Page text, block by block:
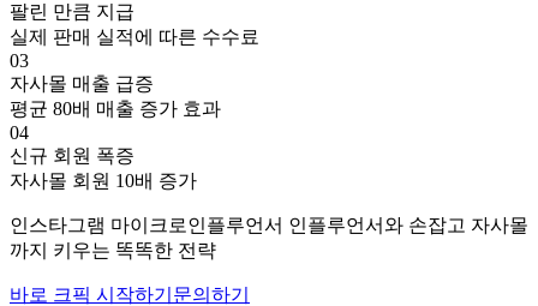
팔린 만큼 지급
실제 판매 실적에 따른 수수료
03
자사몰 매출 급증
평균 80배 매출 증가 효과
04
신규 회원 폭증
자사몰 회원 10배 증가
인스타그램 마이크로인플루언서 인플루언서와 손잡고 자사몰
까지 키우는 똑똑한 전략
바로 크픽 시작하기 문의하기